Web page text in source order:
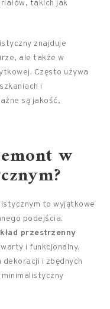
takich jak
znajduje
ale także w
Często używa
i
są jakość,
w
to wyjątkowe
podejścia.
przestrzenny
i funkcjonalny.
dekoracji i zbędnych